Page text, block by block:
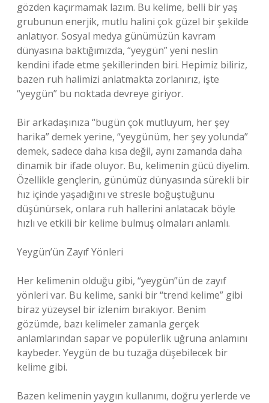
gözden kaçırmamak lazım. Bu kelime, belli bir yaş
grubunun enerjik, mutlu halini çok güzel bir şekilde
anlatıyor. Sosyal medya günümüzün kavram
dünyasına baktığımızda, “yeygün” yeni neslin
kendini ifade etme şekillerinden biri. Hepimiz biliriz,
bazen ruh halimizi anlatmakta zorlanırız, işte
“yeygün” bu noktada devreye giriyor.
Bir arkadaşınıza “bugün çok mutluyum, her şey
harika” demek yerine, “yeygünüm, her şey yolunda”
demek, sadece daha kısa değil, aynı zamanda daha
dinamik bir ifade oluyor. Bu, kelimenin gücü diyelim.
Özellikle gençlerin, günümüz dünyasında sürekli bir
hız içinde yaşadığını ve stresle boğuştuğunu
düşünürsek, onlara ruh hallerini anlatacak böyle
hızlı ve etkili bir kelime bulmuş olmaları anlamlı.
Yeygün’ün Zayıf Yönleri
Her kelimenin olduğu gibi, “yeygün”ün de zayıf
yönleri var. Bu kelime, sanki bir “trend kelime” gibi
biraz yüzeysel bir izlenim bırakıyor. Benim
gözümde, bazı kelimeler zamanla gerçek
anlamlarından sapar ve popülerlik uğruna anlamını
kaybeder. Yeygün de bu tuzağa düşebilecek bir
kelime gibi.
Bazen kelimenin yaygın kullanımı, doğru yerlerde ve